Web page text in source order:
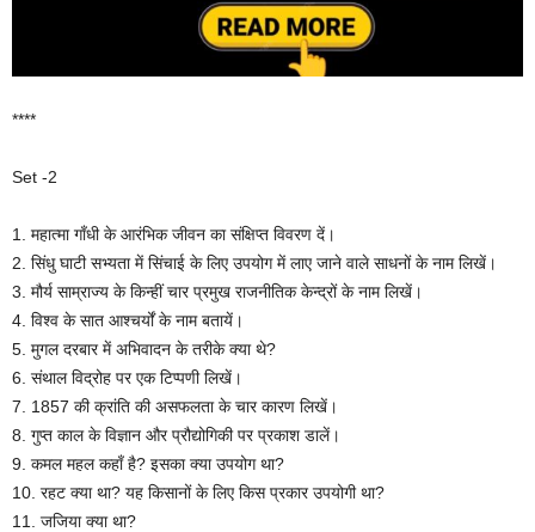
****
Set -2
1. महात्मा गाँधी के आरंभिक जीवन का संक्षिप्त विवरण दें।
2. सिंधु घाटी सभ्यता में सिंचाई के लिए उपयोग में लाए जाने वाले साधनों के नाम लिखें।
3. मौर्य साम्राज्य के किन्हीं चार प्रमुख राजनीतिक केन्द्रों के नाम लिखें।
4. विश्व के सात आश्चर्यों के नाम बतायें।
5. मुगल दरबार में अभिवादन के तरीके क्या थे?
6. संथाल विद्रोह पर एक टिप्पणी लिखें।
7. 1857 की क्रांति की असफलता के चार कारण लिखें।
8. गुप्त काल के विज्ञान और प्रौद्योगिकी पर प्रकाश डालें।
9. कमल महल कहाँ है? इसका क्या उपयोग था?
10. रहट क्या था? यह किसानों के लिए किस प्रकार उपयोगी था?
11. जजिया क्या था?